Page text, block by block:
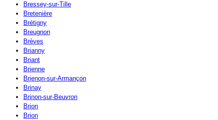
Bressey-sur-Tille
Bretenière
Brétigny
Breugnon
Brèves
Brianny
Briant
Brienne
Brienon-sur-Armançon
Brinay
Brinon-sur-Beuvron
Brion
Brion